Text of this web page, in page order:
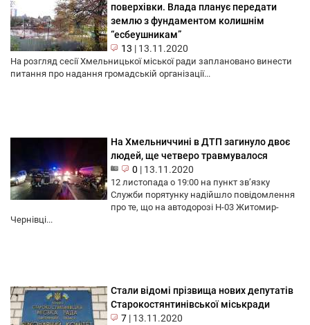
поверхівки. Влада планує передати
землю з фундаментом колишнім
“есбеушникам”
13 | 13.11.2020
На розгляд сесії Хмельницької міської ради заплановано винести
питання про надання громадській організації...
На Хмельниччині в ДТП загинуло двоє
людей, ще четверо травмувалося
0 | 13.11.2020
12 листопада о 19:00 на пункт зв’язку
Служби порятунку надійшло повідомлення
про те, що на автодорозі Н-03 Житомир-
Чернівці...
Стали відомі прізвища нових депутатів
Старокостянтинівської міськради
7 | 13.11.2020